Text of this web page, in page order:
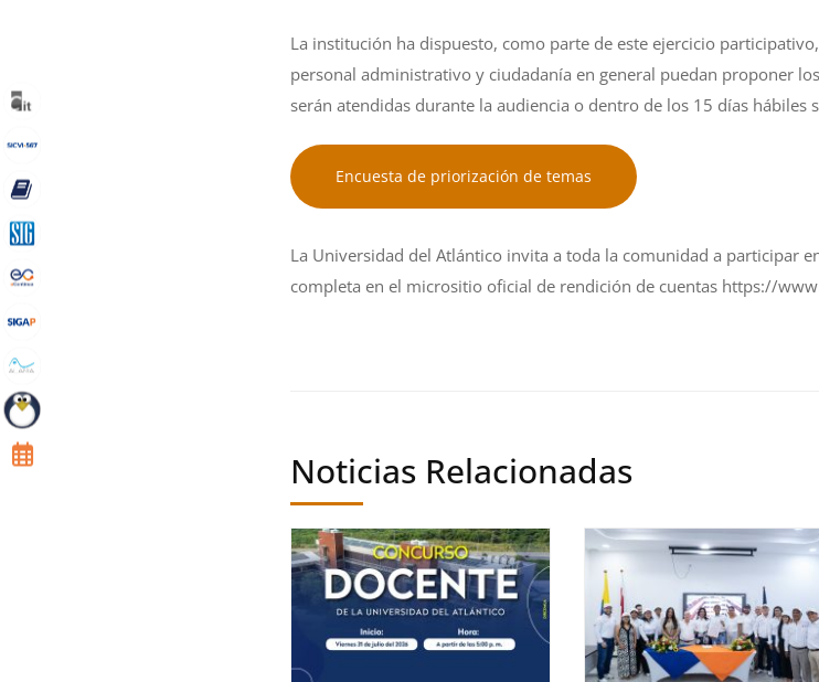
La institución ha dispuesto, como parte de este ejercicio
personal administrativo y ciudadanía en general puedan proponer
serán atendidas durante la audiencia o dentro de los 15 días
Encuesta de priorización de temas
La Universidad del Atlántico invita a toda la comunidad a participar
completa en el micrositio oficial de rendición de cuentas https://
Noticias Relacionadas